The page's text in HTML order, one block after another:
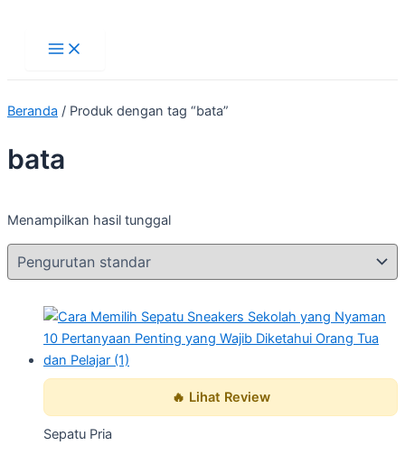
konten
Beranda / Produk dengan tag “bata”
bata
Menampilkan hasil tunggal
🔥 Lihat Review
Sepatu Pria